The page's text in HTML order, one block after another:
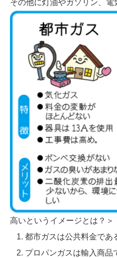
その他に灯油やガソリン、
高いというイメージとは？＞
都市ガスは公共料金であ
プロパンガスは輸入商品